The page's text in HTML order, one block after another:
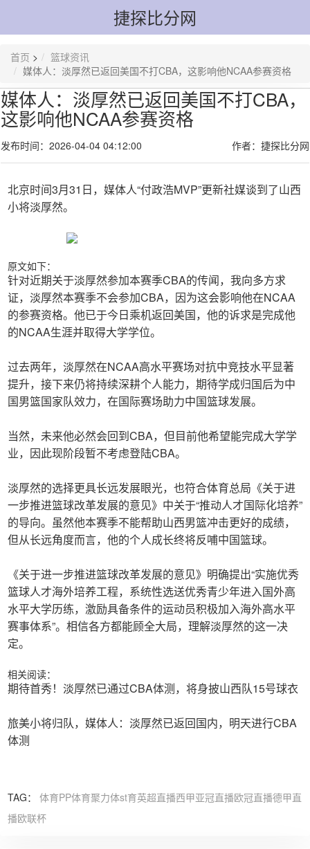
捷探比分网
首页 >
篮球资讯
媒体人：淡厚然已返回美国不打CBA，这影响他NCAA参赛资格
媒体人：淡厚然已返回美国不打CBA，
这影响他NCAA参赛资格
发布时间：2026-04-04 04:12:00 作者：捷探比分网
北京时间3月31日，媒体人“付政浩MVP”更新社媒谈到了山西
小将淡厚然。
原文如下：
针对近期关于淡厚然参加本赛季CBA的传闻，我向多方求
证，淡厚然本赛季不会参加CBA，因为这会影响他在NCAA
的参赛资格。他已于今日乘机返回美国，他的诉求是完成他
的NCAA生涯并取得大学学位。
过去两年，淡厚然在NCAA高水平赛场对抗中竞技水平显著
提升，接下来仍将持续深耕个人能力，期待学成归国后为中
国男篮国家队效力，在国际赛场助力中国篮球发展。
当然，未来他必然会回到CBA，但目前他希望能完成大学学
业，因此现阶段暂不考虑登陆CBA。
淡厚然的选择更具长远发展眼光，也符合体育总局《关于进
一步推进篮球改革发展的意见》中关于“推动人才国际化培养”
的导向。虽然他本赛季不能帮助山西男篮冲击更好的成绩，
但从长远角度而言，他的个人成长终将反哺中国篮球。
《关于进一步推进篮球改革发展的意见》明确提出“实施优秀
篮球人才海外培养工程，系统性选送优秀青少年进入国外高
水平大学历练，激励具备条件的运动员积极加入海外高水平
赛事体系”。相信各方都能顾全大局，理解淡厚然的这一决
定。
相关阅读：
期待首秀！淡厚然已通过CBA体测，将身披山西队15号球衣
旅美小将归队，媒体人：淡厚然已返回国内，明天进行CBA
体测
TAG： 体育PP体育聚力体st育英超直播西甲亚冠直播欧冠直播德甲直
播欧联杯